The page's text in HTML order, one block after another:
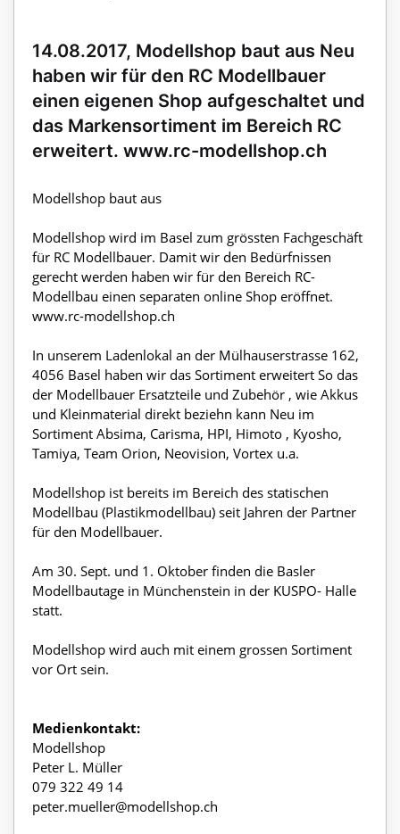
14.08.2017, Modellshop baut aus Neu
haben wir für den RC Modellbauer
einen eigenen Shop aufgeschaltet und
das Markensortiment im Bereich RC
erweitert. www.rc-modellshop.ch
Modellshop baut aus
Modellshop wird im Basel zum grössten Fachgeschäft
für RC Modellbauer. Damit wir den Bedürfnissen
gerecht werden haben wir für den Bereich RC-
Modellbau einen separaten online Shop eröffnet.
www.rc-modellshop.ch
In unserem Ladenlokal an der Mülhauserstrasse 162,
4056 Basel haben wir das Sortiment erweitert So das
der Modellbauer Ersatzteile und Zubehör , wie Akkus
und Kleinmaterial direkt beziehn kann Neu im
Sortiment Absima, Carisma, HPI, Himoto , Kyosho,
Tamiya, Team Orion, Neovision, Vortex u.a.
Modellshop ist bereits im Bereich des statischen
Modellbau (Plastikmodellbau) seit Jahren der Partner
für den Modellbauer.
Am 30. Sept. und 1. Oktober finden die Basler
Modellbautage in Münchenstein in der KUSPO- Halle
statt.
Modellshop wird auch mit einem grossen Sortiment
vor Ort sein.
Medienkontakt:
Modellshop
Peter L. Müller
079 322 49 14
peter.mueller@modellshop.ch